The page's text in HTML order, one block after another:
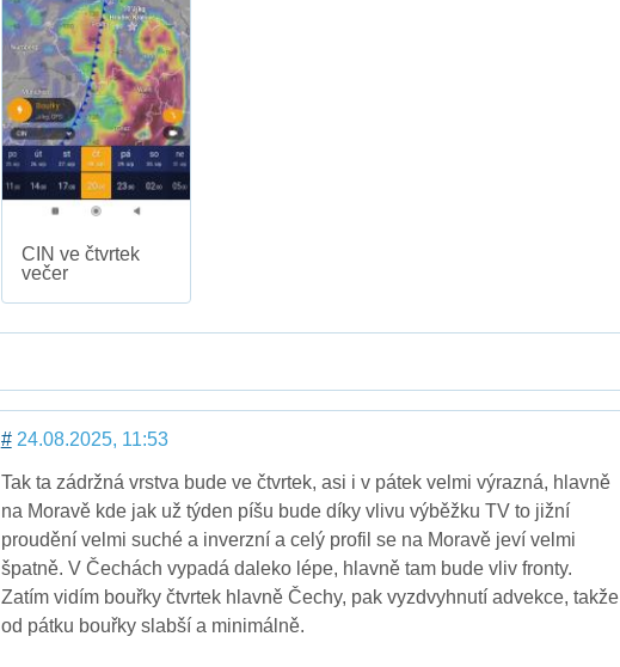
CIN ve čtvrtek
večer
#24.08.2025, 11:53
Tak ta zádržná vrstva bude ve čtvrtek, asi i v pátek velmi výrazná, hlavně
na Moravě kde jak už týden píšu bude díky vlivu výběžku TV to jižní
proudění velmi suché a inverzní a celý profil se na Moravě jeví velmi
špatně. V Čechách vypadá daleko lépe, hlavně tam bude vliv fronty.
Zatím vidím bouřky čtvrtek hlavně Čechy, pak vyzdvyhnutí advekce, takže
od pátku bouřky slabší a minimálně.